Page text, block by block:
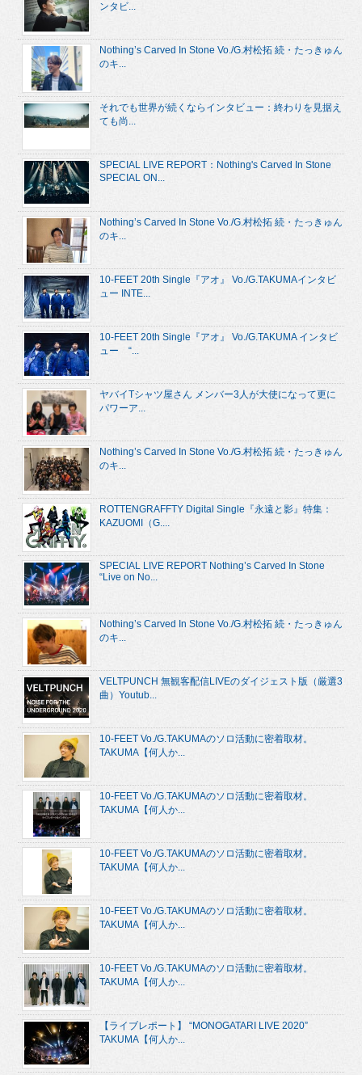
ンタビ...
Nothing’s Carved In Stone Vo./G.村松拓 続・たっきゅん
のキ...
それでも世界が続くならインタビュー：終わりを見据え
ても尚...
SPECIAL LIVE REPORT：Nothing's Carved In Stone
SPECIAL ON...
Nothing’s Carved In Stone Vo./G.村松拓 続・たっきゅん
のキ...
10-FEET 20th Single『アオ』 Vo./G.TAKUMAインタビ
ュー INTE...
10-FEET 20th Single『アオ』 Vo./G.TAKUMA インタビ
ュー “...
ヤバイTシャツ屋さん メンバー3人が大使になって更に
パワーア...
Nothing’s Carved In Stone Vo./G.村松拓 続・たっきゅん
のキ...
ROTTENGRAFFTY Digital Single『永遠と影』特集：
KAZUOMI（G....
SPECIAL LIVE REPORT Nothing’s Carved In Stone
“Live on No...
Nothing’s Carved In Stone Vo./G.村松拓 続・たっきゅん
のキ...
VELTPUNCH 無観客配信LIVEのダイジェスト版（厳選3
曲）Youtub...
10-FEET Vo./G.TAKUMAのソロ活動に密着取材。
TAKUMA【何人か...
10-FEET Vo./G.TAKUMAのソロ活動に密着取材。
TAKUMA【何人か...
10-FEET Vo./G.TAKUMAのソロ活動に密着取材。
TAKUMA【何人か...
10-FEET Vo./G.TAKUMAのソロ活動に密着取材。
TAKUMA【何人か...
10-FEET Vo./G.TAKUMAのソロ活動に密着取材。
TAKUMA【何人か...
【ライブレポート】 “MONOGATARI LIVE 2020”
TAKUMA【何人か...